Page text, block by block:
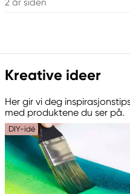
2 år siden
Kreative ideer
Her gir vi deg
med produktene du ser på.
DIY-idé